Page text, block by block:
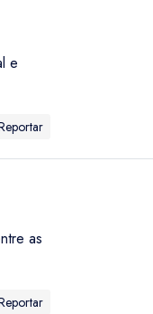
e
as